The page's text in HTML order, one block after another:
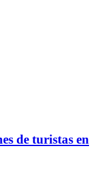
de turistas en